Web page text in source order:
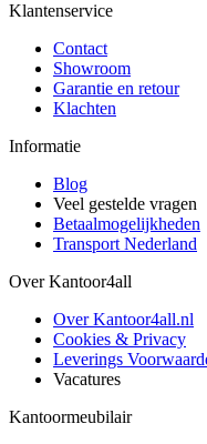
Klantenservice
Contact
Showroom
Garantie en retour
Klachten
Informatie
Blog
Veel gestelde vragen
Betaalmogelijkheden
Transport Nederland
Over Kantoor4all
Over Kantoor4all.nl
Cookies & Privacy
Leverings
Vacatures
Kantoormeubilair